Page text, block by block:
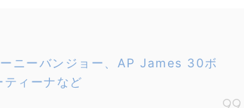
ニーバンジョー、AP James 30ボ
ィーナなど